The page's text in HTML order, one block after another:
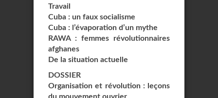
Travail
Cuba : un faux socialisme
Cuba : l’évaporation d’un mythe
RAWA : femmes révolutionnaires
afghanes
De la situation actuelle
DOSSIER
Organisation et révolution : leçons